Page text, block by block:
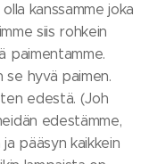
kanssamme joka
siis rohkein
paimentamme.
se hyvä paimen.
edestä. (Joh
edestämme,
pääsyn kaikkein